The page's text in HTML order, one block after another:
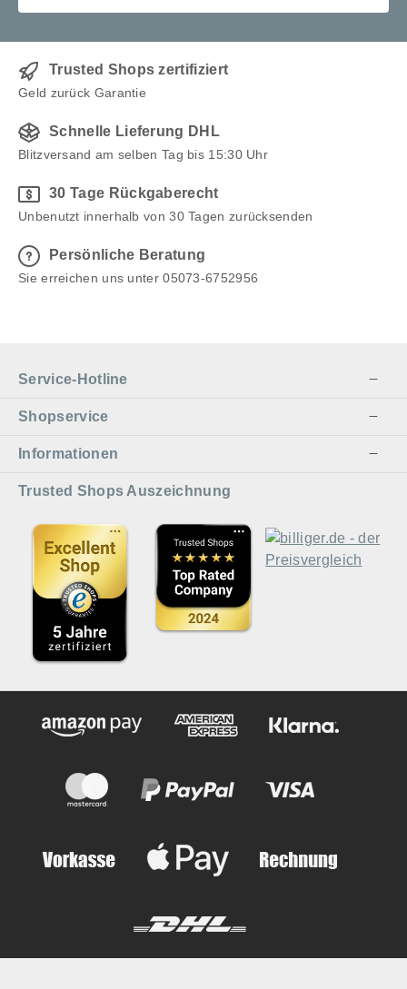
Trusted Shops zertifiziert
Geld zurück Garantie
Schnelle Lieferung DHL
Blitzversand am selben Tag bis 15:30 Uhr
30 Tage Rückgaberecht
Unbenutzt innerhalb von 30 Tagen zurücksenden
Persönliche Beratung
Sie erreichen uns unter 05073-6752956
Service-Hotline
Shopservice
Informationen
Trusted Shops Auszeichnung